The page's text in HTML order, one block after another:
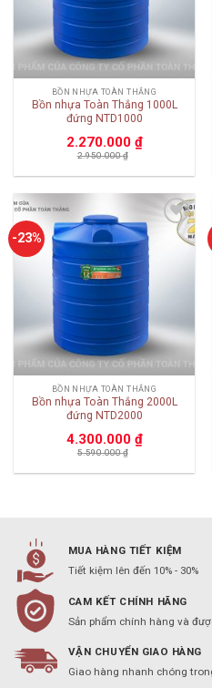
BỒN NHỰA TOÀN THẮNG
Bồn nhựa Toàn Thắng 1000L
đứng NTD1000
2.270.000 ₫
2.950.000₫
-23%
Add to
wishlist
BỒN NHỰA TOÀN THẮNG
Bồn nhựa Toàn Thắng 2000L
đứng NTD2000
4.300.000 ₫
5.590.000₫
MUA HÀNG TIẾT KIỆM
Tiết kiệm lên đến 10% - 30%
CAM KẾT CHÍNH HÃNG
Sản phẩm chính hàng và
VẬN CHUYỂN GIAO HÀNG
Giao hàng nhanh chóng